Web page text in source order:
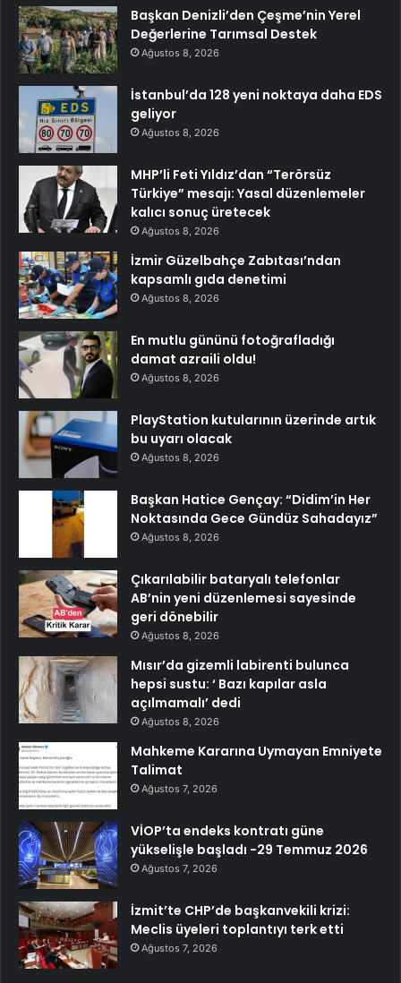
Başkan Denizli’den Çeşme’nin Yerel
Değerlerine Tarımsal Destek
Ağustos 8, 2026
İstanbul’da 128 yeni noktaya daha EDS
geliyor
Ağustos 8, 2026
MHP’li Feti Yıldız’dan “Terörsüz
Türkiye” mesajı: Yasal düzenlemeler
kalıcı sonuç üretecek
Ağustos 8, 2026
İzmir Güzelbahçe Zabıtası’ndan
kapsamlı gıda denetimi
Ağustos 8, 2026
En mutlu gününü fotoğrafladığı
damat azraili oldu!
Ağustos 8, 2026
PlayStation kutularının üzerinde artık
bu uyarı olacak
Ağustos 8, 2026
Başkan Hatice Gençay: “Didim’in Her
Noktasında Gece Gündüz Sahadayız”
Ağustos 8, 2026
Çıkarılabilir bataryalı telefonlar
AB’nin yeni düzenlemesi sayesinde
geri dönebilir
Ağustos 8, 2026
Mısır’da gizemli labirenti bulunca
hepsi sustu: ‘ Bazı kapılar asla
açılmamalı’ dedi
Ağustos 8, 2026
Mahkeme Kararına Uymayan Emniyete
Talimat
Ağustos 7, 2026
VİOP’ta endeks kontratı güne
yükselişle başladı -29 Temmuz 2026
Ağustos 7, 2026
İzmit’te CHP’de başkanvekili krizi:
Meclis üyeleri toplantıyı terk etti
Ağustos 7, 2026